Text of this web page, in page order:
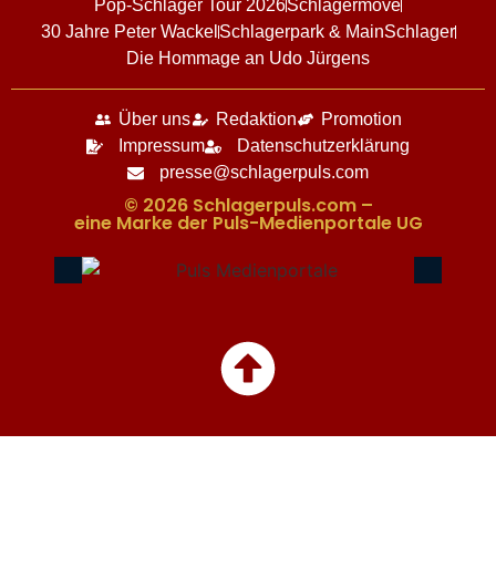
Pop-Schlager Tour 2026Schlagermove
30 Jahre Peter Wackel Schlagerpark & MainSchlager
Die Hommage an Udo Jürgens
Über uns Redaktion
Promotion
Impressum
Datenschutzerklärung
presse@schlagerpuls.com
© 2026 Schlagerpuls.com –
eine Marke der Puls-Medienportale UG​